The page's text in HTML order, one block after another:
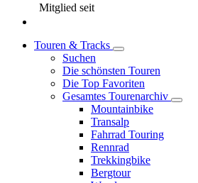
Mitglied seit
Touren & Tracks
Suchen
Die schönsten Touren
Die Top Favoriten
Gesamtes Tourenarchiv
Mountainbike
Transalp
Fahrrad Touring
Rennrad
Trekkingbike
Bergtour